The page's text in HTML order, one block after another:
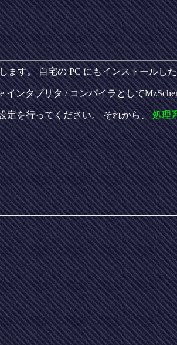
ます。 自宅の PC にもインストールし
インタプリタ / コンパイラとして
定を行ってください。 それから、処理